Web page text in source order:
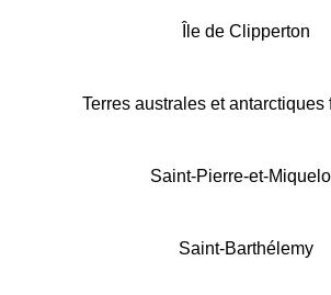
Île de Clipperton
Terres australes et antarctiques
Saint-Pierre-et-
Saint-Barthélemy